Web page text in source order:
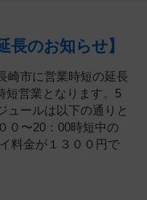
のお知らせ】
崎市に営業時短の延長
短営業となります。5
ュールは以下の通りと
０〜20：00時短中の
料金が１３００円で